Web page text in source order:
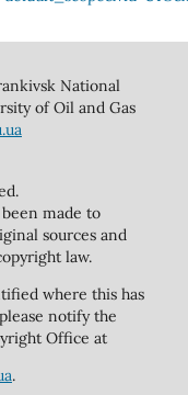
National
of Oil and Gas
made to
sources and
law.
where this has
notify the
Office at
.